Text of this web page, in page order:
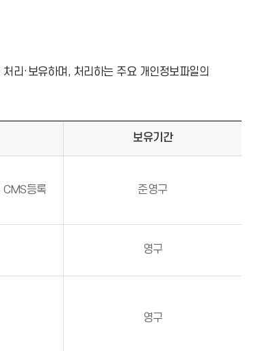
리·보유하며, 처리하는 주요 개인정보파일의
보유기간
CMS등록 준영구
영구
영구